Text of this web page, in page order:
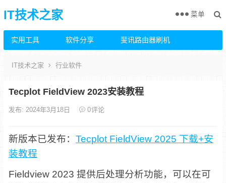
IT技术之家
实用工具 软件分享 斐讯路由器刷机
菜单
IT技术之家 行业软件
Tecplot FieldView 2023安装教程
发布: 2024年3月18日 0评论
新版本已发布： Tecplot FieldView 2025 下载+安
装教程
Fieldview 2023 提供后处理分析功能，可以在可